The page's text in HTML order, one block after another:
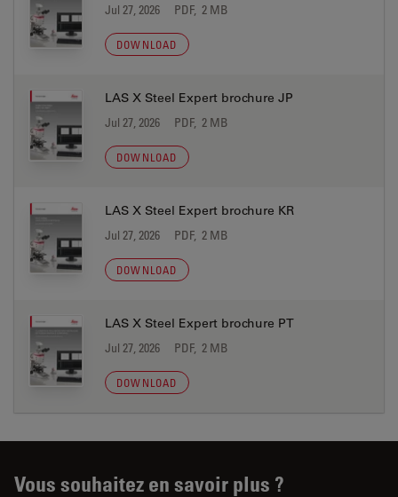
Jul 27, 2026 PDF, 2 MB
DOWNLOAD
LAS X Steel Expert brochure JP
Jul 27, 2026 PDF, 2 MB
DOWNLOAD
LAS X Steel Expert brochure KR
Jul 27, 2026 PDF, 2 MB
DOWNLOAD
LAS X Steel Expert brochure PT
Jul 27, 2026 PDF, 2 MB
DOWNLOAD
Vous souhaitez en savoir plus ?